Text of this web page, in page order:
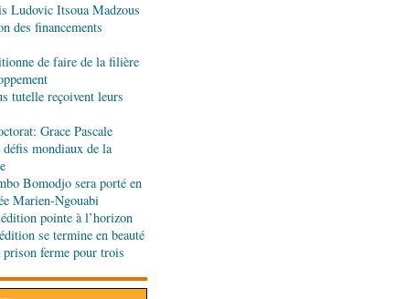
Leonie, nouvelle
1xBet Congo-
la Commission
du CHU-B
: Pierre Ngolo et
d’une collaboration
: les sanctions de
pour le
Ludovic Itsoua Madzous
des financements
de faire de la filière
tutelle reçoivent leurs
Grace Pascale
mondiaux de la
Bomodjo sera porté en
Marien-Ngouabi
pointe à l’horizon
se termine en beauté
ferme pour trois